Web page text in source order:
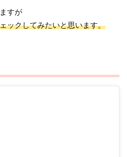
すが
ックしてみたいと思います。